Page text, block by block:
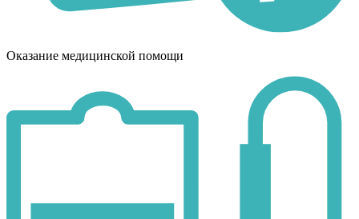
Оказание медицинской помощи